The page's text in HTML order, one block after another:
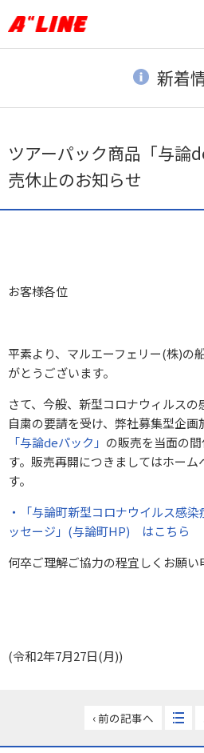
新着
ツアーパック商品「与
売休止のお知らせ
お客様各位
平素より、マルエーフェリー(株)の
がとうございます。
さて、今般、新型コロナウィルス
自粛の要請を受け、弊社募集型企
「与論deパック」 の販売を当面の
す。販売再開につきましてはホー
す。
・「与論町新型コロナウイルス感
ッセージ」(与論町HP) はこちら
何卒ご理解ご協力の程宜しくお願い
(令和2年7月27日(月))
‹ 前の記事へ